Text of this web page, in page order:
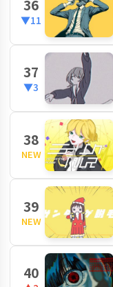
36
▼11
37
▼3
38
NEW
39
NEW
40